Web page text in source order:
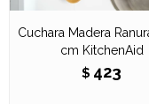
Cuchara Madera
cm KitchenAid
$ 423